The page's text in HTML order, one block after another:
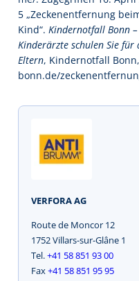
5 „Zeckenentfernung
Kind“. Kindernotfall Bonn
Kinderärzte schulen Sie
Eltern, Kindernotfall
bonn.de/
VERFORA AG
Route de Moncor 12
1752 Villars-sur-Glâne 1
Tel.+41 58 851 93 00
Fax+41 58 851 95 95